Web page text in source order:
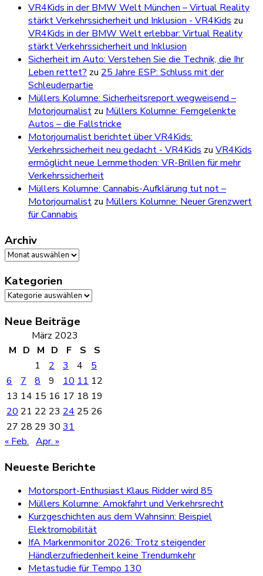
VR4Kids in der BMW Welt München – Virtual Reality
stärkt Verkehrssicherheit und Inklusion - VR4Kids zu
VR4Kids in der BMW Welt erlebbar: Virtual Reality
stärkt Verkehrssicherheit und Inklusion
Sicherheit im Auto: Verstehen Sie die Technik, die Ihr
Leben rettet? zu 25 Jahre ESP: Schluss mit der
Schleuderpartie
Müllers Kolumne: Sicherheitsreport wegweisend –
Motorjournalist zu Müllers Kolumne: Ferngelenkte
Autos – die Fallstricke
Motorjournalist berichtet über VR4Kids:
Verkehrssicherheit neu gedacht - VR4Kids zu VR4Kids
ermöglicht neue Lernmethoden: VR-Brillen für mehr
Verkehrssicherheit
Müllers Kolumne: Cannabis-Aufklärung tut not –
Motorjournalist zu Müllers Kolumne: Neuer Grenzwert
für Cannabis
Archiv
Archiv
Kategorien
Kategorien
Neue Beiträge
März 2023
M D M D F S
S
1
2 3 4
5
6
7 8 9 10 11 12
13 14 15 16 17 18 19
20 21 22 23 24 25 26
27 28 29 30 31
« Feb. Apr. »
Neueste Berichte
Motorsport-Enthusiast Klaus Ridder wird 85
Müllers Kolumne: Amokfahrt und Verkehrsrecht
Kurzgeschichten aus dem Wahnsinn: Beispiel
Elektromobilität
IfA Markenmonitor 2026: Trotz steigender
Händlerzufriedenheit keine Trendumkehr
Metastudie für Tempo 130